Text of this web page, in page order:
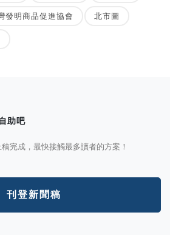
發明商品促進協會 北市圖
助吧
完成，最快接觸最多讀者的方案！
刊登新聞稿